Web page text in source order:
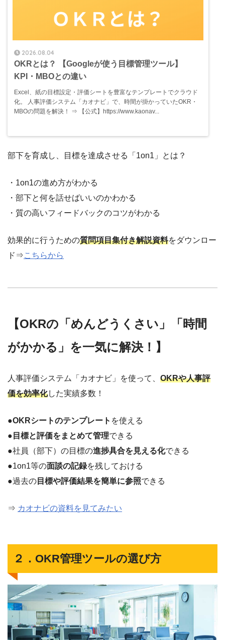
2026.08.04
OKRとは？ 【Googleが使う目標管理ツール】
KPI・MBOとの違い
Excel、紙の目標設定・評価シートを豊富なテンプレートでクラウド
化。 人事評価システム「カオナビ」で、時間が掛かっていたOKR・
MBOの問題を解決！ ⇒ 【公式】https://www.kaonav...
部下を育成し、目標を達成させる「1on1」とは？
・1on1の進め方がわかる
・部下と何を話せばいいのかわかる
・質の高いフィードバックのコツがわかる
効果的に行うための質問項目集付き解説資料をダウンロー
ド⇒こちらから
【OKRの「めんどうくさい」「時間
がかかる」を一気に解決！】
人事評価システム「カオナビ」を使って、 OKRや人事評
価を効率化した実績多数！
●OKRシートのテンプレート を使える
● 目標と評価をまとめて管理できる
●社員（部下）の目標の進捗具合を見える化できる
●1on1等の面談の記録を残しておける
●過去の 目標や評価結果を簡単に参照できる
⇒ カオナビの資料を見てみたい
２．OKR管理ツールの選び方